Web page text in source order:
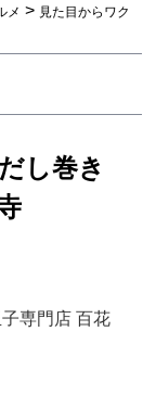
メ > 見た目からワク
し巻き
専門店 百花